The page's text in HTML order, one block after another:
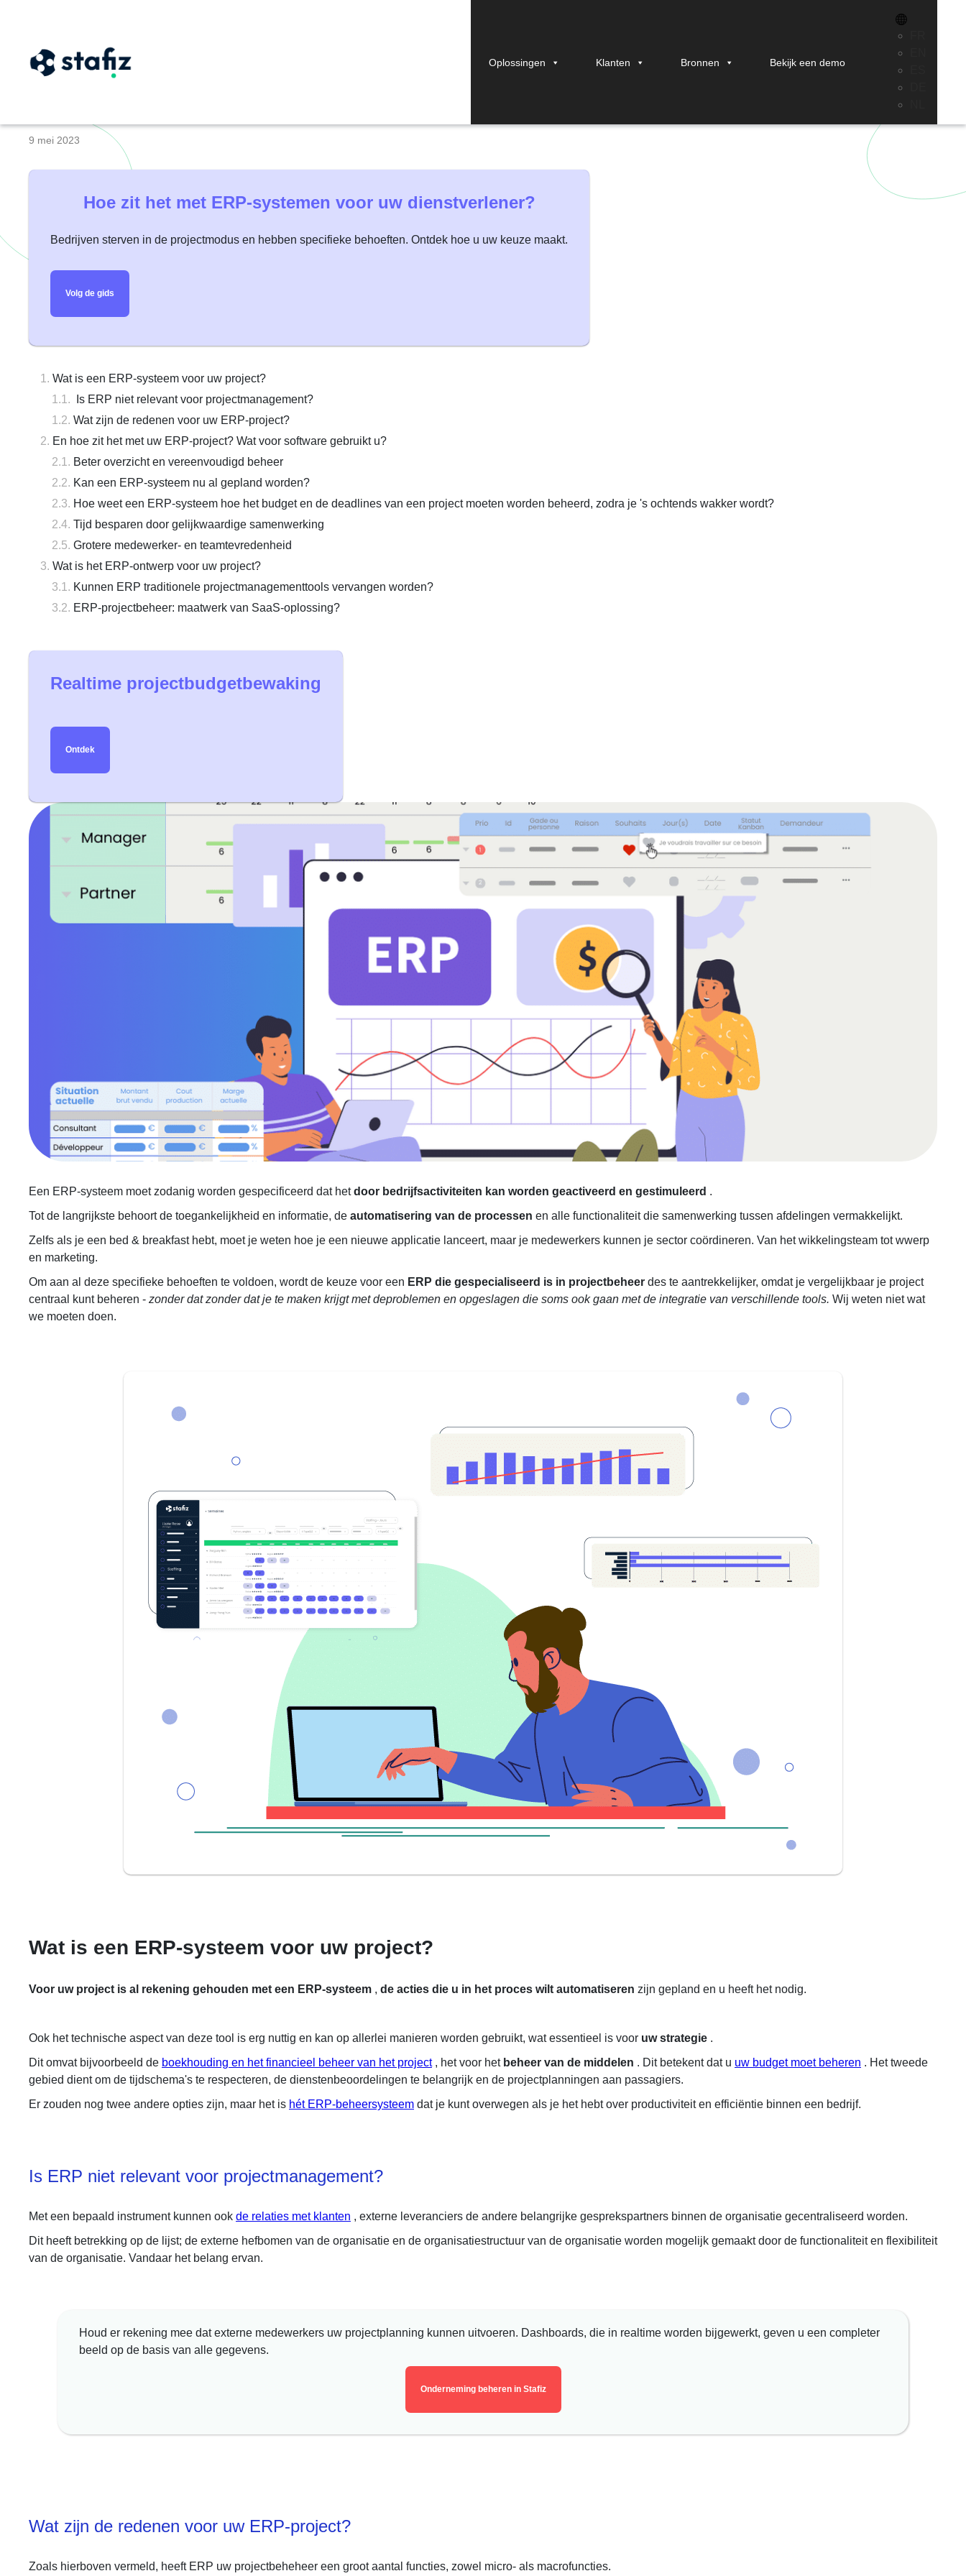
Oplossingen Klanten Bronnen Bekijk een demo
9 mei 2023
Hoe zit het met ERP-systemen voor uw dienstverlener?
Bedrijven sterven in de projectmodus en hebben specifieke behoeften. Ontdek hoe u uw keuze maakt.
Volg de gids
Wat is een ERP-systeem voor uw project?
Is ERP niet relevant voor projectmanagement?
Wat zijn de redenen voor uw ERP-project?
En hoe zit het met uw ERP-project? Wat voor software gebruikt u?
Beter overzicht en vereenvoudigd beheer
Kan een ERP-systeem nu al gepland worden?
Hoe weet een ERP-systeem hoe het budget en de deadlines van een project moeten worden beheerd, zodra je 's ochtends wakker wordt?
Tijd besparen door gelijkwaardige samenwerking
Grotere medewerker- en teamtevredenheid
Wat is het ERP-ontwerp voor uw project?
Kunnen ERP traditionele projectmanagementtools vervangen worden?
ERP-projectbeheer: maatwerk van SaaS-oplossing?
Realtime projectbudgetbewaking
Ontdek
Een ERP-systeem moetzodanig worden gespecificeerd dat hetdoor bedrijfsactiviteiten kan worden geactiveerd en gestimuleerd .
Tot de langrijkste behoort de toegankelijkheid en informatie, de automatisering van de processen en alle functionaliteit die samenwerking tussen afdelingen vermakkelijkt.
Zelfs als je een bed & breakfast hebt, moet je weten hoe je een nieuwe applicatie lanceert, maar je medewerkers kunnen je sector coördineren. Van het wikkelingsteam tot wwerp
en marketing.
Om aan al deze specifieke behoeften te voldoen, wordtde keuze voor een ERP die gespecialiseerd is in projectbeheer des te aantrekkelijker, omdat je vergelijkbaar je project
centraal kunt beheren - zonder dat zonder dat je te maken krijgt met deproblemen en opgeslagen die soms ook gaan met de integratie van verschillende tools. Wij weten niet wat
we moeten doen.
Wat is een ERP-systeem voor uw project?
Voor uw project is al rekening gehouden met een ERP-systeem , de acties die u in het proces wilt automatiseren zijn gepland en u heeft het nodig.
Ook het technische aspect van deze tool is erg nuttig en kan op allerlei manieren worden gebruikt, wat essentieel is voor uw strategie .
Dit omvat bijvoorbeeld de boekhouding en het financieel beheer van het project, het voor het beheer van de middelen . Dit betekent dat u uw budget moet beheren . Het tweede
gebied dient om de tijdschema's te respecteren, de dienstenbeoordelingen te belangrijk en de projectplanningen aan passagiers.
Er zouden nog twee andere opties zijn, maar het is hét ERP-beheersysteem dat je kunt overwegen als je het hebt over productiviteit en efficiëntie binnen een bedrijf.
Is ERP niet relevant voor projectmanagement?
Met een bepaald instrument kunnen ook de relaties met klanten , externe leveranciers de andere belangrijke gesprekspartners binnen de organisatie gecentraliseerd worden.
Dit heeft betrekking op de lijst; de externe hefbomen van de organisatie en de organisatiestructuur van de organisatie worden mogelijk gemaakt door de functionaliteit en flexibiliteit
van de organisatie. Vandaar het belang ervan.
Houd er rekening mee dat externe medewerkers uw projectplanning kunnen uitvoeren. Dashboards, die in realtime worden bijgewerkt, geven u een completer
beeld op de basis van alle gegevens.
Onderneming beheren in Stafiz
Wat zijn de redenen voor uw ERP-project?
Zoals hierboven vermeld, heeft ERP uw projectbeheheer een groot aantal functies, zowel micro- als macrofuncties.